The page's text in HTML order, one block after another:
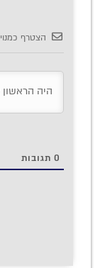
הצטרף כמנוי
0 תגובות